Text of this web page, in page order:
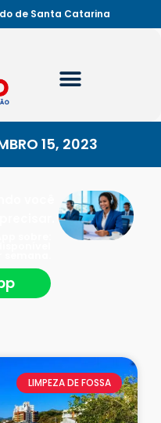
de Santa Catarina
15, 2023
LIMPEZA DE FOSSA